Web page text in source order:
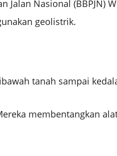
Jalan Nasional (BBPJN)
geolistrik.
tanah sampai
membentangkan